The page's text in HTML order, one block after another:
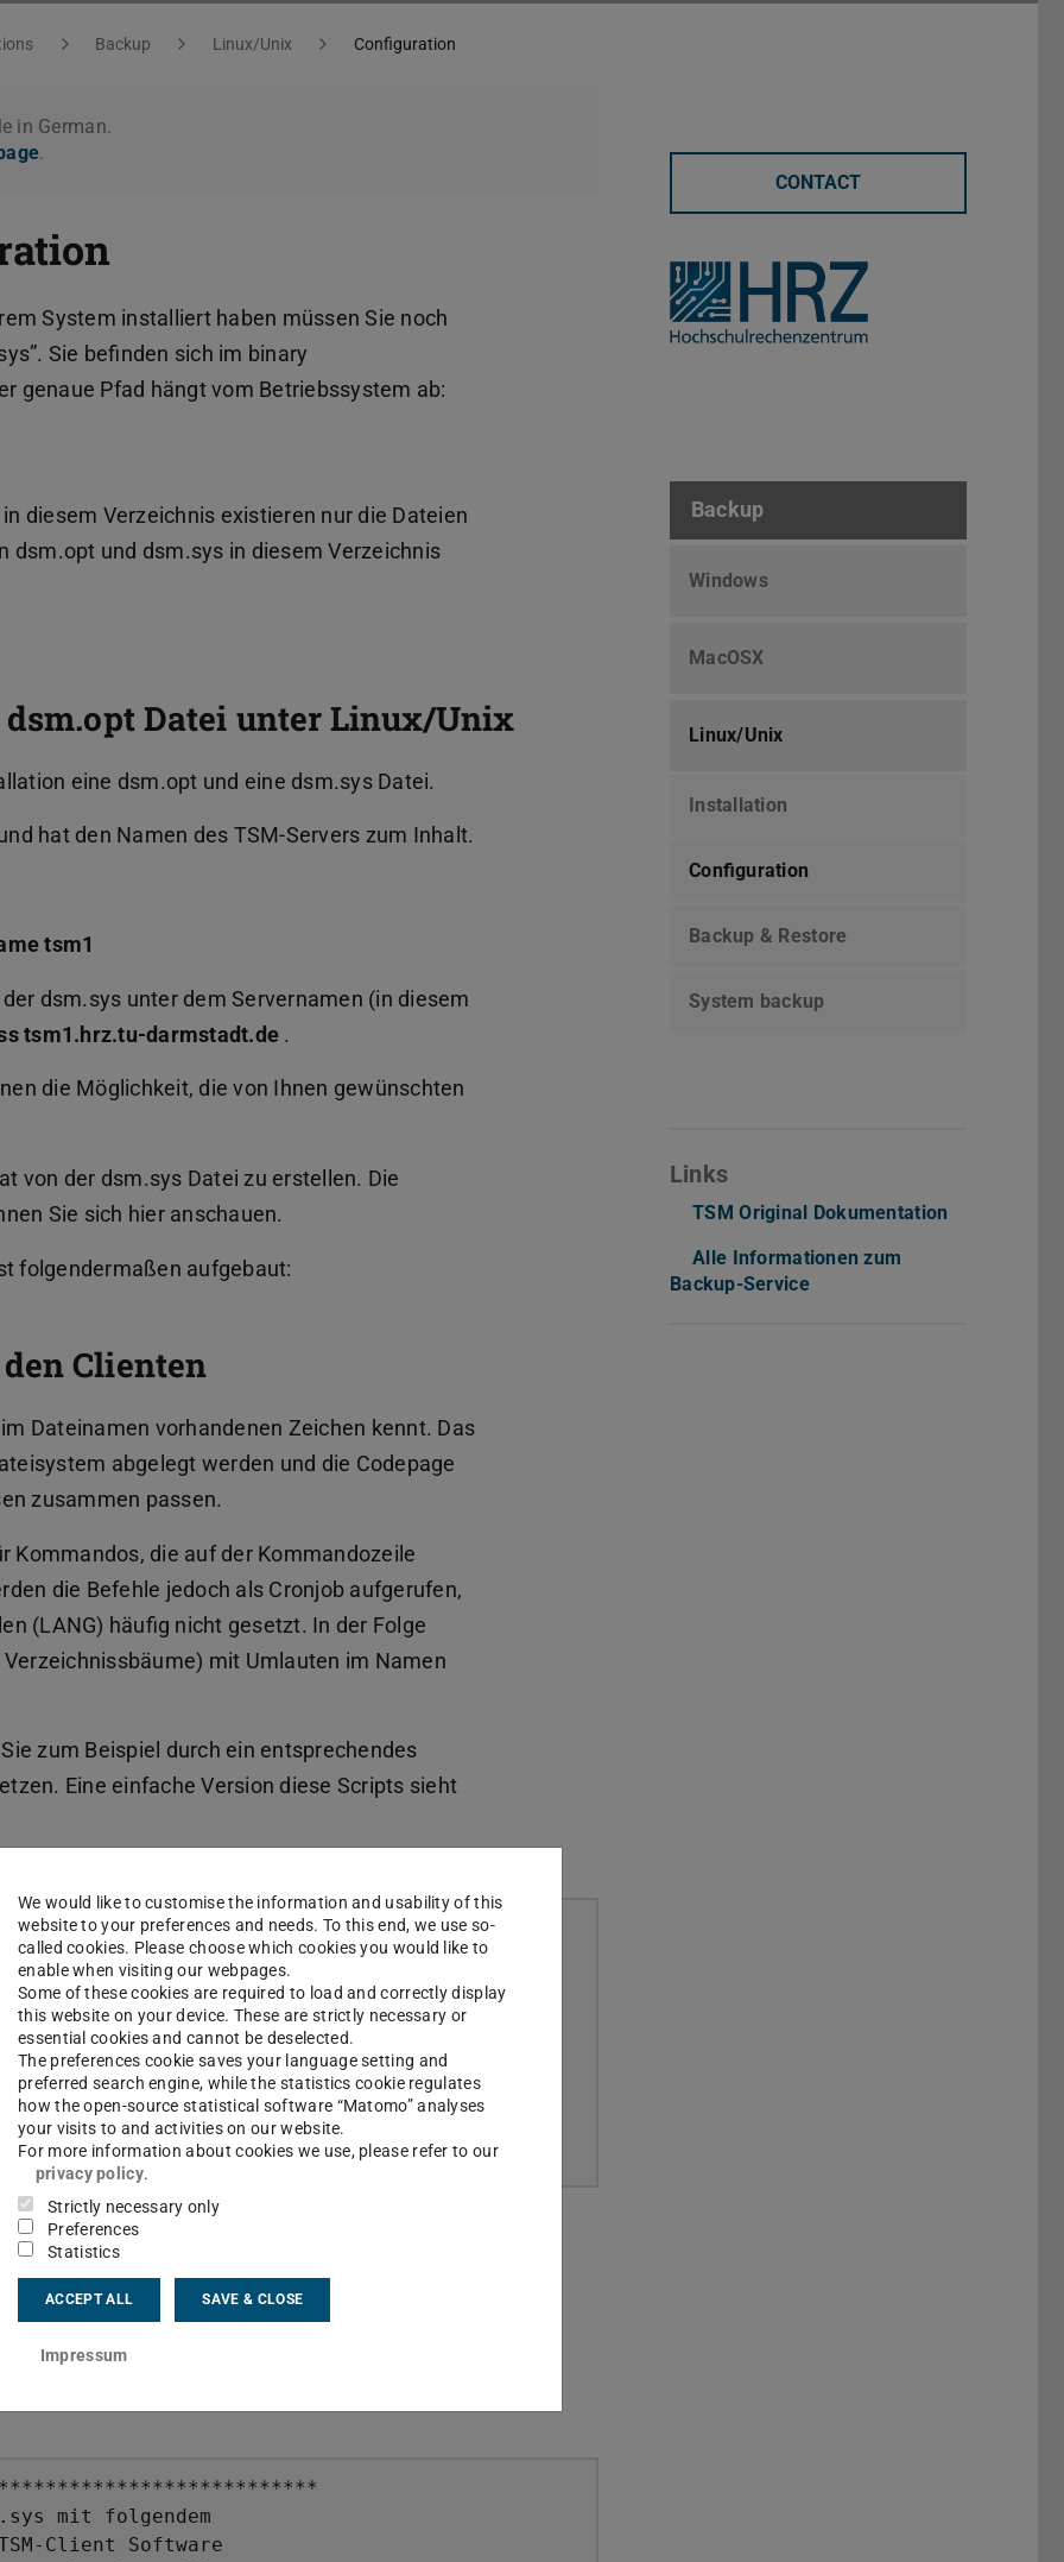
Backup Linux/Unix Configuration
in German.
.
System installiert haben müssen Sie noch
Sie befinden sich im binary
genaue Pfad hängt vom Betriebssystem ab:
diesem Verzeichnis existieren nur die Dateien
und dsm.sys in diesem Verzeichnis
Datei unter Linux/Unix
eine dsm.opt und eine dsm.sys Datei.
hat den Namen des TSM-Servers zum Inhalt.
tsm1
dsm.sys unter dem Servernamen (in diesem
tsm1.hrz.tu-darmstadt.de .
die Möglichkeit, die von Ihnen gewünschten
von der dsm.sys Datei zu erstellen. Die
Sie sich hier anschauen.
folgendermaßen aufgebaut:
Clienten
Dateinamen vorhandenen Zeichen kennt. Das
abgelegt werden und die Codepage
zusammen passen.
Kommandos, die auf der Kommandozeile
die Befehle jedoch als Cronjob aufgerufen,
(LANG) häufig nicht gesetzt. In der Folge
mit Umlauten im Namen
zum Beispiel durch ein entsprechendes
Eine einfache Version diese Scripts sieht
und anschließendem incrementellen Backup
Datei under Linux/Unix
mit folgendem
Client Software
CONTACT
Backup
Windows
MacOSX
Linux/Unix
Installation
Configuration
Backup & Restore
System backup
Links
TSM Original Dokumentation
Alle Informationen zum
Backup-Service
We would like to customise the information and usability of this
website to your preferences and needs. To this end, we use so-
called cookies. Please choose which cookies you would like to
enable when visiting our webpages.
Some of these cookies are required to load and correctly display
this website on your device. These are strictly necessary or
essential cookies and cannot be deselected.
The preferences cookie saves your language setting and
preferred search engine, while the statistics cookie regulates
how the open-source statistical software “Matomo” analyses
your visits to and activities on our website.
For more information about cookies we use, please refer to our
privacy policy.
Strictly necessary only
Preferences
Statistics
ACCEPT ALL SAVE & CLOSE
Impressum